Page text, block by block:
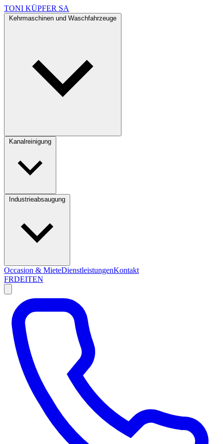
TONI KÜPFER SA
Occasion & MieteDienstleistungenKontakt
FRDEITEN